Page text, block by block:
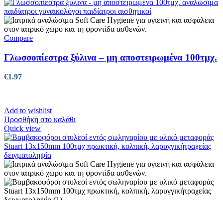
Compare
Γλωσσοπίεστρα ξύλινα – μη αποστειρωμένα 100τμχ.
€1.97
Add to wishlist
Προσθήκη στο καλάθι
Quick view